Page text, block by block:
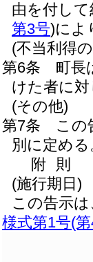
由を付し
第3号)によ
(不当利得
第6条
町長
けた者に
(その他)
第7条
この
別に定める
附 則
(施行期日)
この告示
様式第1号(